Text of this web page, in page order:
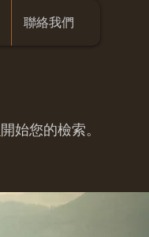
聯絡我們
開始您的檢索。